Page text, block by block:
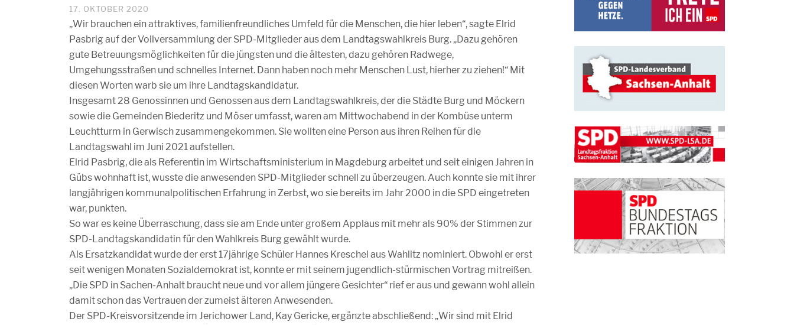
17. OKTOBER 2020
„Wir brauchen ein attraktives, familienfreundliches Umfeld für die Menschen, die hier leben“, sagte Elrid
Pasbrig auf der Vollversammlung der SPD-Mitglieder aus dem Landtagswahlkreis Burg. „Dazu gehören
gute Betreuungsmöglichkeiten für die jüngsten und die ältesten, dazu gehören Radwege,
Umgehungsstraßen und schnelles Internet. Dann haben noch mehr Menschen Lust, hierher zu ziehen!“ Mit
diesen Worten warb sie um ihre Landtagskandidatur.
Insgesamt 28 Genossinnen und Genossen aus dem Landtagswahlkreis, der die Städte Burg und Möckern
sowie die Gemeinden Biederitz und Möser umfasst, waren am Mittwochabend in der Kombüse unterm
Leuchtturm in Gerwisch zusammengekommen. Sie wollten eine Person aus ihren Reihen für die
Landtagswahl im Juni 2021 aufstellen.
Elrid Pasbrig, die als Referentin im Wirtschaftsministerium in Magdeburg arbeitet und seit einigen Jahren in
Gübs wohnhaft ist, wusste die anwesenden SPD-Mitglieder schnell zu überzeugen. Auch konnte sie mit ihrer
langjährigen kommunalpolitischen Erfahrung in Zerbst, wo sie bereits im Jahr 2000 in die SPD eingetreten
war, punkten.
So war es keine Überraschung, dass sie am Ende unter großem Applaus mit mehr als 90% der Stimmen zur
SPD-Landtagskandidatin für den Wahlkreis Burg gewählt wurde.
Als Ersatzkandidat wurde der erst 17jährige Schüler Hannes Kreschel aus Wahlitz nominiert. Obwohl er erst
seit wenigen Monaten Sozialdemokrat ist, konnte er mit seinem jugendlich-stürmischen Vortrag mitreißen.
„Die SPD in Sachen-Anhalt braucht neue und vor allem jüngere Gesichter“ rief er aus und gewann wohl allein
damit schon das Vertrauen der zumeist älteren Anwesenden.
Der SPD-Kreisvorsitzende im Jerichower Land, Kay Gericke, ergänzte abschließend: „Wir sind mit Elrid